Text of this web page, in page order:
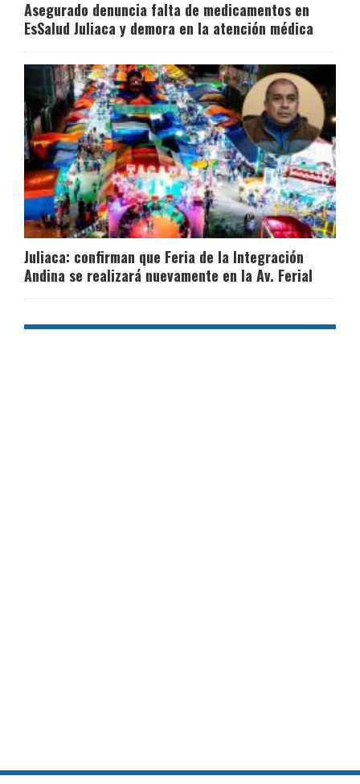
Asegurado denuncia falta de medicamentos en
EsSalud Juliaca y demora en la atención médica
Juliaca: confirman que Feria de la Integración
Andina se realizará nuevamente en la Av. Ferial